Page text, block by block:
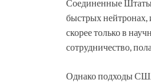
Соединенные Штаты
быстрых нейтронах,
скорее только в
сотрудничество,
Однако подходы